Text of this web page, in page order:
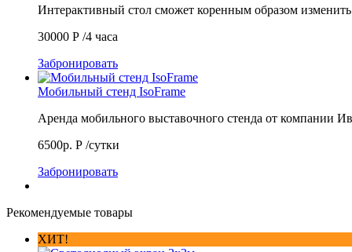
Интерактивный стол сможет коренным образом
30000 Р /4 часа
Забронировать
Мобильный стенд IsoFrame
Аренда мобильного выставочного стенда от компании
6500р. Р /сутки
Забронировать
Рекомендуемые товары
ХИТ!